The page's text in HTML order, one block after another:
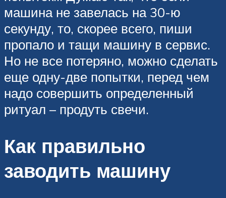
машина не завелась на 30-ю
секунду, то, скорее всего, пиши
пропало и тащи машину в сервис.
Но не все потеряно, можно сделать
еще одну-две попытки, перед чем
надо совершить определенный
ритуал – продуть свечи.
Как правильно
заводить машину